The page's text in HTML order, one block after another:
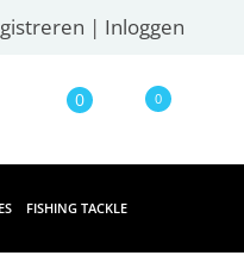
| Inloggen
0 0
FISHING TACKLE